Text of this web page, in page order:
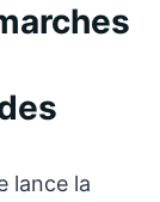
lance la